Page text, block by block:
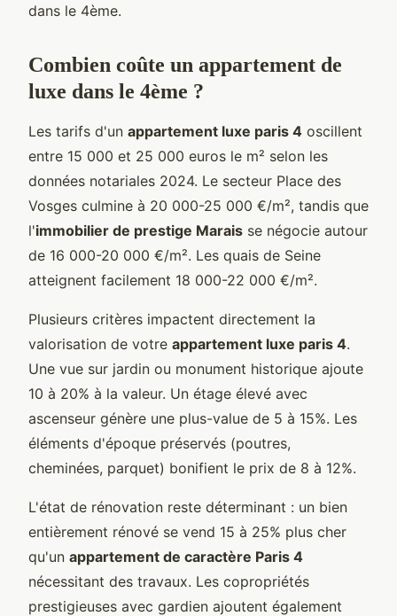
dans le 4ème.
Combien coûte un appartement de
luxe dans le 4ème ?
Les tarifs d'un appartement luxe paris 4 oscillent
entre 15 000 et 25 000 euros le m² selon les
données notariales 2024. Le secteur Place des
Vosges culmine à 20 000-25 000 €/m², tandis que
l'immobilier de prestige Marais se négocie autour
de 16 000-20 000 €/m². Les quais de Seine
atteignent facilement 18 000-22 000 €/m².
Plusieurs critères impactent directement la
valorisation de votre appartement luxe paris 4.
Une vue sur jardin ou monument historique ajoute
10 à 20% à la valeur. Un étage élevé avec
ascenseur génère une plus-value de 5 à 15%. Les
éléments d'époque préservés (poutres,
cheminées, parquet) bonifient le prix de 8 à 12%.
L'état de rénovation reste déterminant : un bien
entièrement rénové se vend 15 à 25% plus cher
qu'un appartement de caractère Paris 4
nécessitant des travaux. Les copropriétés
prestigieuses avec gardien ajoutent également